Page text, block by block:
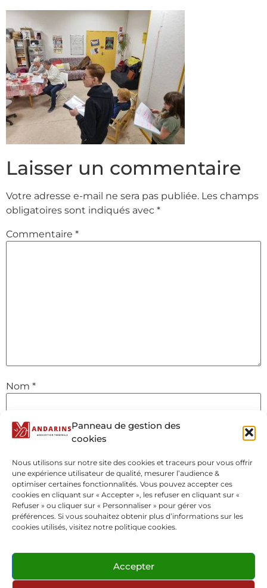
Panneau de gestion des
cookies
Nous utilisons sur notre site des cookies et traceurs pour vous offrir
une expérience utilisateur de qualité, mesurer l’audience &
optimiser certaines fonctionnalités. Vous pouvez accepter ces
cookies en cliquant sur « Accepter », les refuser en cliquant sur «
Refuser » ou cliquer sur « Personnaliser » pour gérer vos
préférences. Si vous souhaitez obtenir plus d’informations sur les
cookies utilisés, visitez notre politique cookies.
Accepter
Laisser un commentaire
Votre adresse e-mail ne sera pas publiée. Les champs
obligatoires sont indiqués avec *
Commentaire *
Nom *
E-mail*
Site web